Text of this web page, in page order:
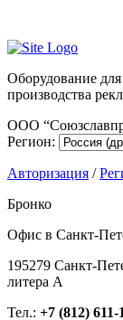
Оборудование
производства
ООО
Регион:
Авторизация /
Бронко
Офис в Санкт-
195279 Санкт-
литера А
Тел.: +7 (812) 611-